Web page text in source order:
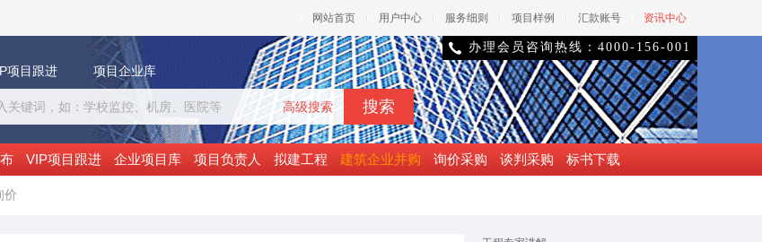
网站首页 用户中心 服务细则 项目样例 汇款账号 资讯中心
项目跟进 项目企业库
高级搜索
 办理会员咨询热线：4000-156-001
VIP项目跟进 企业项目库 项目负责人 拟建工程 建筑企业并购 询价采购 谈判采购 标书下载
价